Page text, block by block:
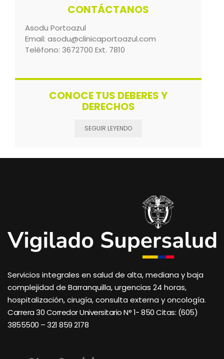
CONTÁCTANOS
Asodu Portoazul
Email: asodu@clinicaportoazul.com
Teléfono: 3672700 Ext. 7810
CONOCE TUS DEBERES Y
DERECHOS
SEGUIR LEYENDO
Servicios integrales en salud de alta, mediana y baja
complejidad de Barranquilla, urgencias 24 horas,
hospitalización, cirugía, consulta externa y oncología.
Carrera 30 Corredor Universitario N° 1- 850 Citas: (605)
3855500 – 321 859 2178